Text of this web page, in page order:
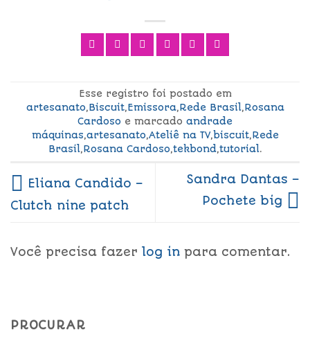
Esse registro foi postado em
artesanato,Biscuit,Emissora,Rede Brasil,Rosana
Cardoso e marcado andrade
máquinas,artesanato,Ateliê na TV,biscuit,Rede
Brasil,Rosana Cardoso,tekbond,tutorial.
Eliana Candido –
Clutch nine patch
Sandra Dantas –
Pochete big
Você precisa fazer log in para comentar.
PROCURAR